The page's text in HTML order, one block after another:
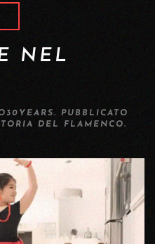
NEL
. PUBBLICATO
DEL FLAMENCO.